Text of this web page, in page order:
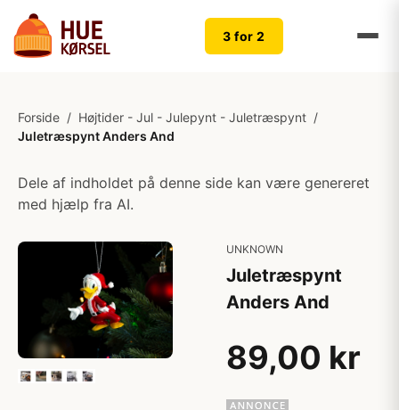
3 for 2
Forside / Højtider - Jul - Julepynt - Juletræspynt /
Juletræspynt Anders And
Dele af indholdet på denne side kan være genereret
med hjælp fra AI.
UNKNOWN
Juletræspynt
Anders And
89,00 kr